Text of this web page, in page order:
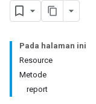
Pada halaman ini
Resource
Metode
report